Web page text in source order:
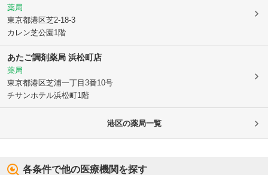
薬局
東京都港区芝2-18-3
カレン芝公園1階
あたご調剤薬局 浜松町店
薬局
東京都港区芝浦一丁目3番10号
チサンホテル浜松町1階
港区の薬局一覧
各条件で他の医療機関を探す